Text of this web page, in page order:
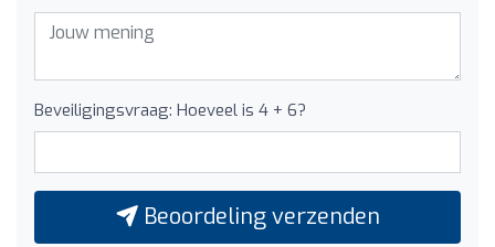
Beveiligingsvraag: Hoeveel is 4 + 6?
Beoordeling verzenden